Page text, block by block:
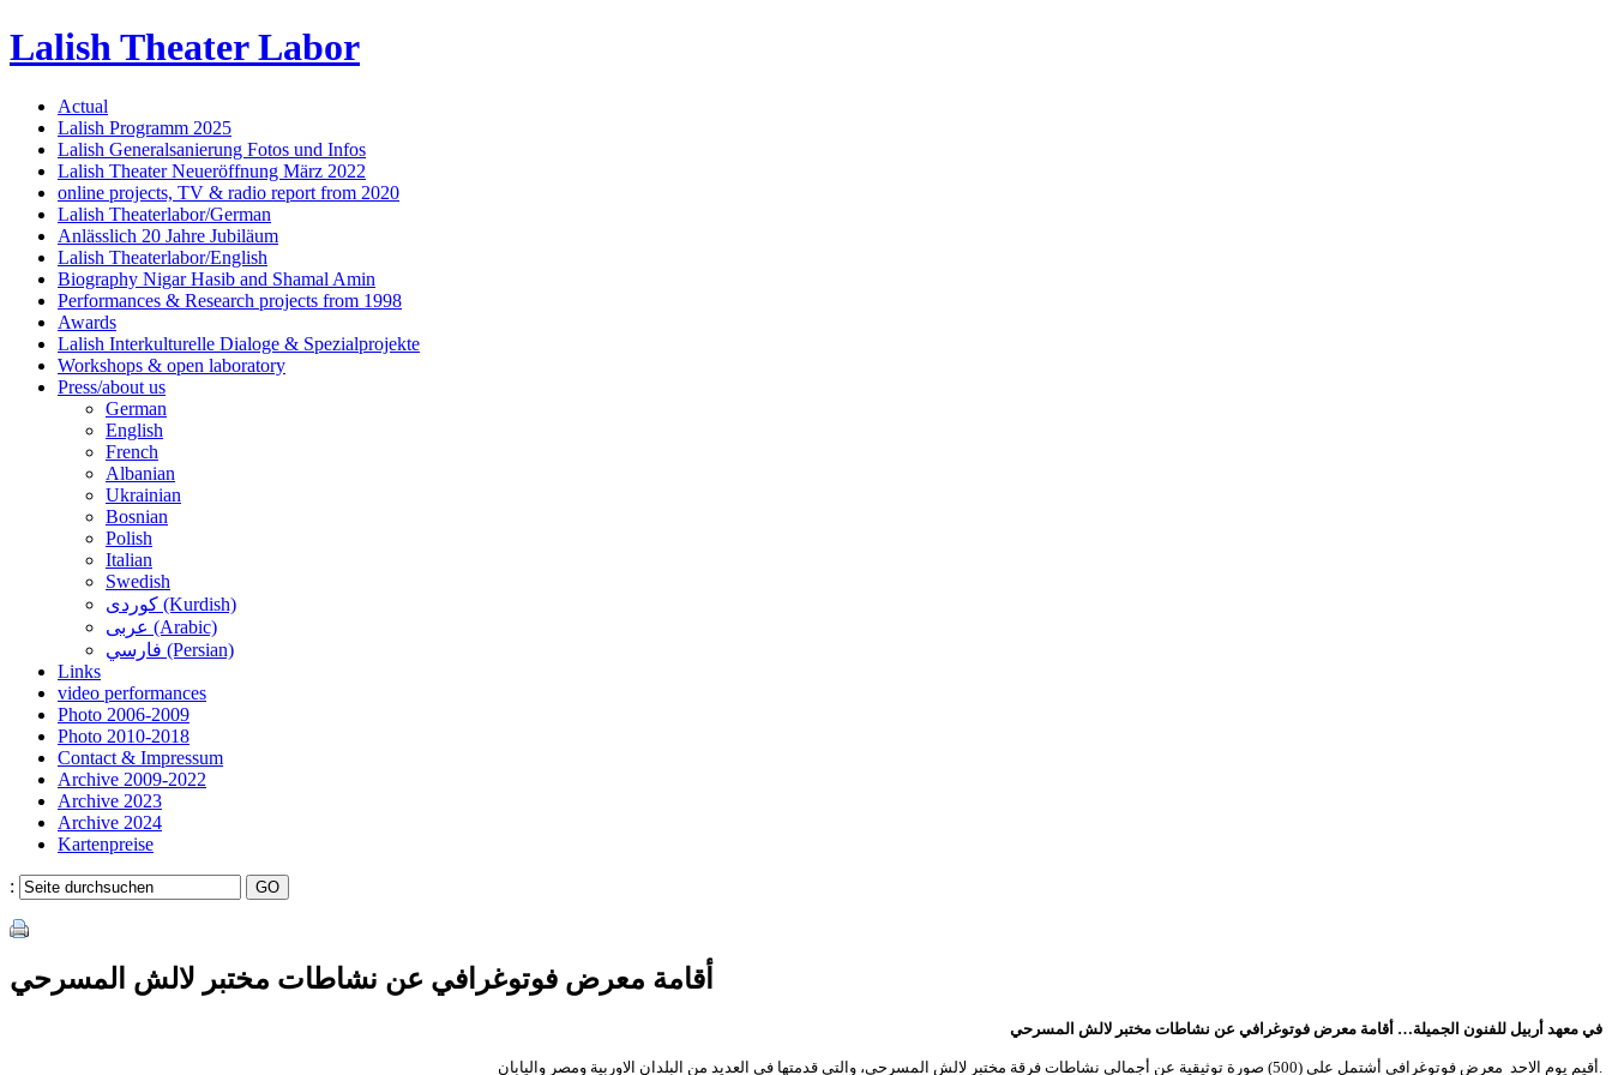
Lalish Theater Labor
Actual
Lalish Programm 2025
Lalish Generalsanierung Fotos und Infos
Lalish Theater Neueröffnung März 2022
online projects, TV & radio report from 2020
Lalish Theaterlabor/German
Anlässlich 20 Jahre Jubiläum
Lalish Theaterlabor/English
Biography Nigar Hasib and Shamal Amin
Performances & Research projects from 1998
Awards
Lalish Interkulturelle Dialoge & Spezialprojekte
Workshops & open laboratory
Press/about us
German
English
French
Albanian
Ukrainian
Bosnian
Polish
Italian
Swedish
کوردی (Kurdish)
عربی (Arabic)
فارسي (Persian)
Links
video performances
Photo 2006-2009
Photo 2010-2018
Contact & Impressum
Archive 2009-2022
Archive 2023
Archive 2024
Kartenpreise
:
أقامة معرض فوتوغرافي عن نشاطات مختبر لالش المسرحي
في معهد أربيل للفنون الجميلة… أقامة معرض فوتوغرافي عن نشاطات مختبر لالش المسرحي